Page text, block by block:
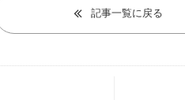
記事一覧に戻る